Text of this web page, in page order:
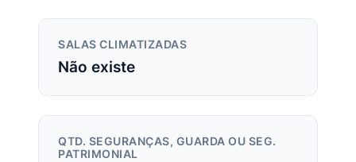
SALAS CLIMATIZADAS
Não existe
QTD. SEGURANÇAS, GUARDA OU SEG.
PATRIMONIAL